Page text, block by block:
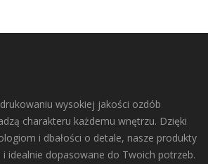
wysokiej jakości ozdób
charakteru każdemu wnętrzu. Dzięki
i dbałości o detale, nasze produkty
i idealnie dopasowane do Twoich potrzeb.